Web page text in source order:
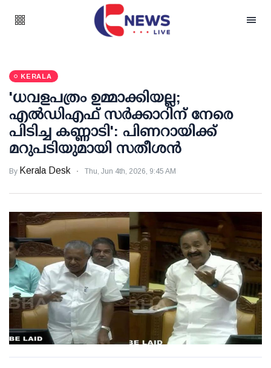
KERALA
'ധവളപത്രം ഉമ്മാക്കിയല്ല;
എല്‍ഡിഎഫ് സര്‍ക്കാറിന് നേരെ
പിടിച്ച കണ്ണാടി': പിണറായിക്ക്
മറുപടിയുമായി സതീശന്‍
By Kerala Desk Thu, Jun 4th, 2026, 9:45 AM